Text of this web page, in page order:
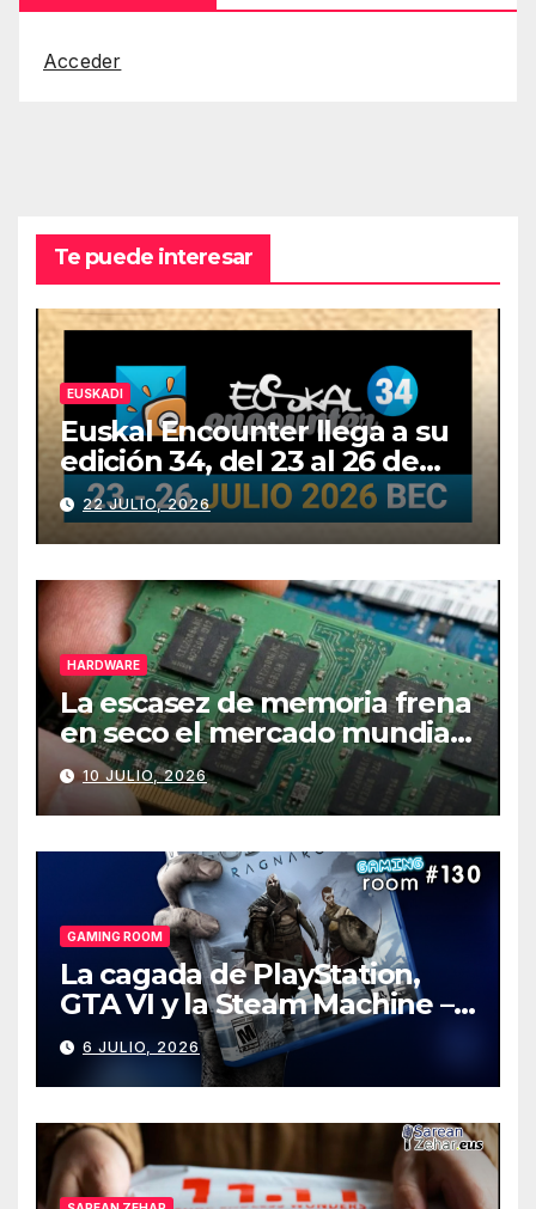
Acceder
Te puede interesar
EUSKADI
Euskal Encounter llega a su
edición 34, del 23 al 26 de
julio
22 JULIO, 2026
HARDWARE
La escasez de memoria frena
en seco el mercado mundial
de PCs
10 JULIO, 2026
GAMING ROOM
La cagada de PlayStation,
GTA VI y la Steam Machine –
Gaming Room #130
6 JULIO, 2026